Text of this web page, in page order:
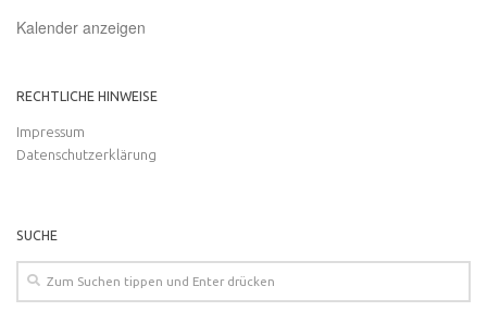
Kalender anzeigen
RECHTLICHE HINWEISE
Impressum
Datenschutzerklärung
SUCHE